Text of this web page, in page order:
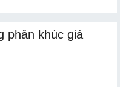
phân khúc giá